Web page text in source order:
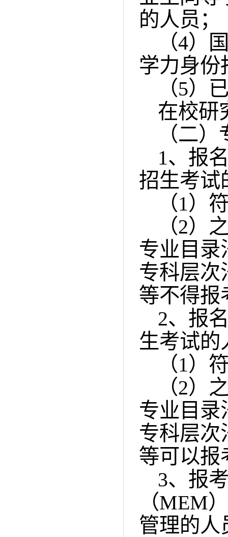
的人员；
（4）
学力身份
（5）
在校研
（二
1、报
招生考试
（1）
（2）
专业目录
专科层次
等不得报
2、报
生考试的
（1）
（2）
专业目录
专科层次
等可以报
3、报
（MEM
管理的人